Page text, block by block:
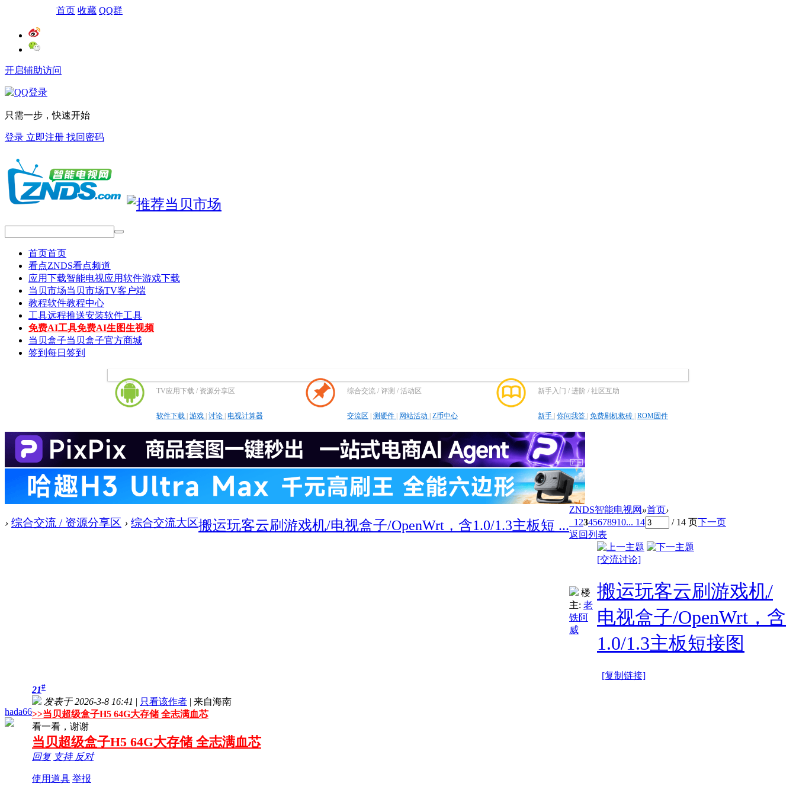
首页 收藏 QQ群
开启辅助访问
只需一步，快速开始
登录 立即注册 找回密码
首页首页
看点ZNDS看点频道
应用下载智能电视应用软件游戏下载
当贝市场当贝市场TV客户端
教程软件教程中心
工具远程推送安装软件工具
免费AI工具免费AI生图生视频
当贝盒子当贝盒子官方商城
签到 每日签到
TV应用下载 / 资源分享区
软件下载 | 游戏 | 讨论 | 电视计算器
综合交流 / 评测 / 活动区
交流区 | 测硬件 | 网站活动 | Z币中心
新手入门 / 进阶 / 社区互助
新手 | 你问我答 | 免费刷机救砖 | ROM固件
ZNDS智能电视网 »首页
› 综合交流 / 资源分享区 › 综合交流大区
›
搬运玩客云刷游戏机/电视盒子/OpenWrt，含1.0/1.3主板短 ... 1 2345678910... 14 / 14 页下一页
返回列表
楼
主: 老
铁阿
威
[交流讨论]
搬运玩客云刷游戏机/
电视盒子/OpenWrt，含
1.0/1.3主板短接图
[复制链接]
hada66
21#
发表于 2026-3-8 16:41 | 只看该作者 | 来自海南
>>当贝超级盒子H5 64G大存储 全志满血芯
看一看，谢谢
当贝超级盒子H5 64G大存储 全志满血芯
回复 支持 反对
使用道具 举报